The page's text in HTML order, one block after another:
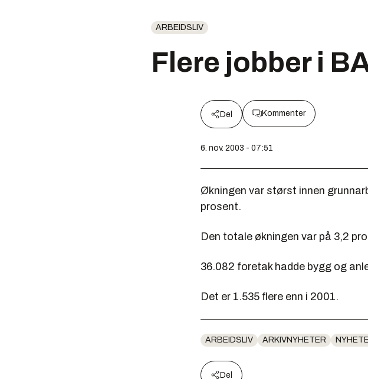
ARBEIDSLIV
Flere jobber i
Del Kommenter
6. nov. 2003 - 07:51
Økningen var størst innen
prosent.
Den totale økningen var på 3,2
36.082 foretak hadde bygg og
Det er 1.535 flere enn i 2001.
ARBEIDSLIV ARKIVNYHETER
Del